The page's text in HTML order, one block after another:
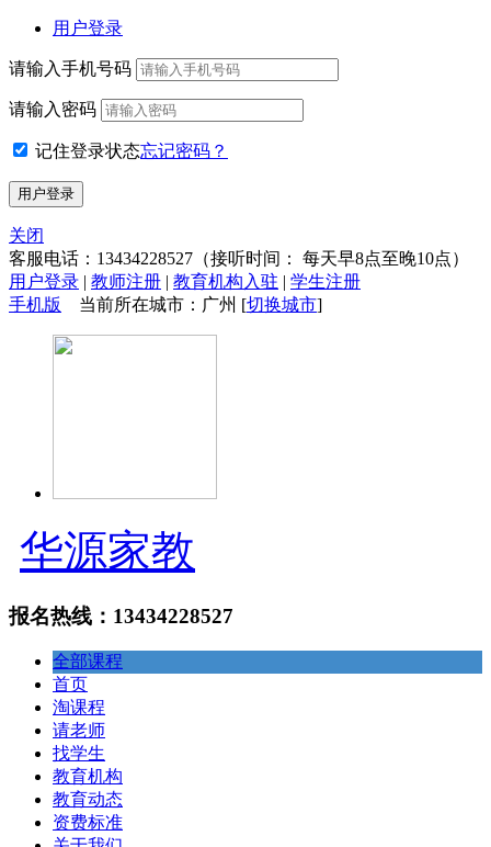
用户登录
请输入手机号码
请输入密码
记住登录状态忘记密码？
关闭
客服电话： 13434228527 （接听时间： 每天早8点至晚10点）
用户登录 | 教师注册 | 教育机构入驻 | 学生注册
手机版
当前所在城市：广州 [切换城市]
华源家教
报名热线：13434228527
全部课程
首页
淘课程
请老师
找学生
教育机构
教育动态
资费标准